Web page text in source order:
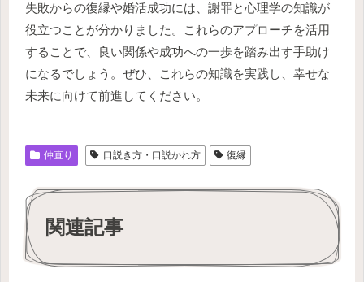
失敗からの復縁や婚活成功には、謝罪と心理学の知識が
役立つことが分かりました。これらのアプローチを活用
することで、良い関係や成功への一歩を踏み出す手助け
になるでしょう。ぜひ、これらの知識を実践し、幸せな
未来に向けて前進してください。
仲直り 口説き方・口説かれ方 復縁
関連記事